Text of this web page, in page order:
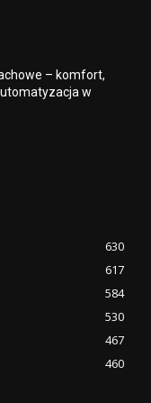
– komfort,
w
630
617
584
530
467
460